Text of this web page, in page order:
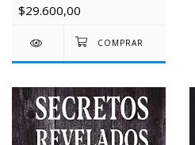
$29.600,00